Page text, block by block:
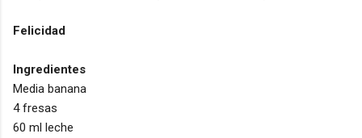
Felicidad
Ingredientes
Media banana
4 fresas
60 ml leche